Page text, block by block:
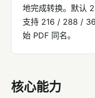
地完成转换。默认
支持 216 / 288 /
始 PDF 同名。
核心能力